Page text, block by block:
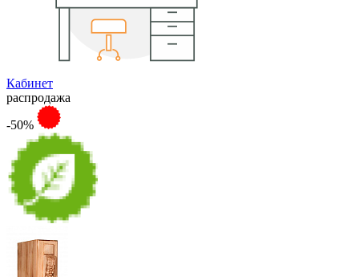
Кабинет
распродажа
-50%